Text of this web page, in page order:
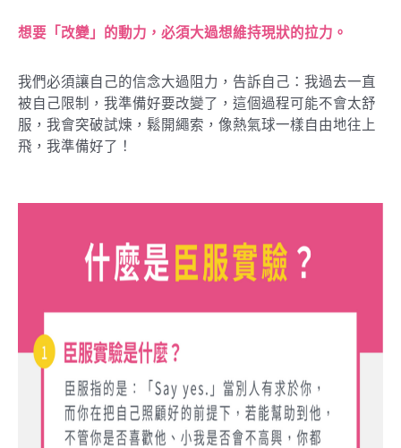
想要「改變」的動力，必須大過想維持現狀的拉力。
我們必須讓自己的信念大過阻力，告訴自己：我過去一直
被自己限制，我準備好要改變了，這個過程可能不會太舒
服，我會突破試煉，鬆開繩索，像熱氣球一樣自由地往上
飛，我準備好了！